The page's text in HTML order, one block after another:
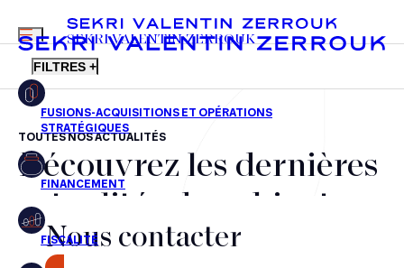
FR EN
MENU
SEKRI VALENTIN ZERROUK
FILTRES +
Fusions-acquisitions et opérations stratégiques
Financement
Fiscalité
TOUTES NOS ACTUALITÉS
Découvrez les dernières
actualités du cabinet,
nos récompenses et nos
Nous contacter